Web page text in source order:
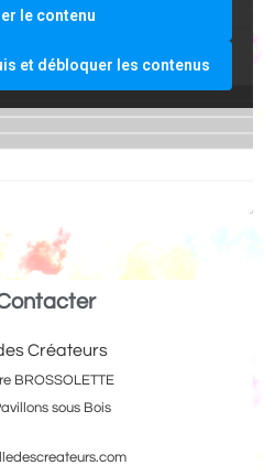
le contenu
et débloquer les contenus
Créateurs
BROSSOLETTE
sous Bois